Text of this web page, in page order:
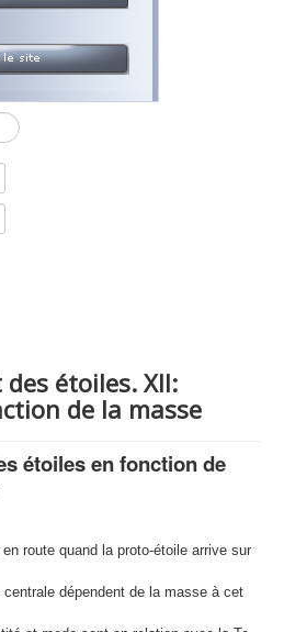
étoiles. XII:
de la masse
étoiles en fonction de
route quand la proto-étoile arrive sur
centrale dépendent de la masse à cet